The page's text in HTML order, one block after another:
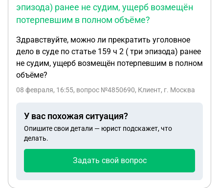
эпизода) ранее не судим, ущерб возмещён
потерпевшим в полном объёме?
Здравствуйте, можно ли прекратить уголовное
дело в суде по статье 159 ч 2 ( три эпизода) ранее
не судим, ущерб возмещён потерпевшим в полном
объёме?
08 февраля, 16:55, вопрос №4850690, Клиент, г. Москва
У вас похожая ситуация?
Опишите свои детали — юрист подскажет, что
делать.
Задать свой вопрос